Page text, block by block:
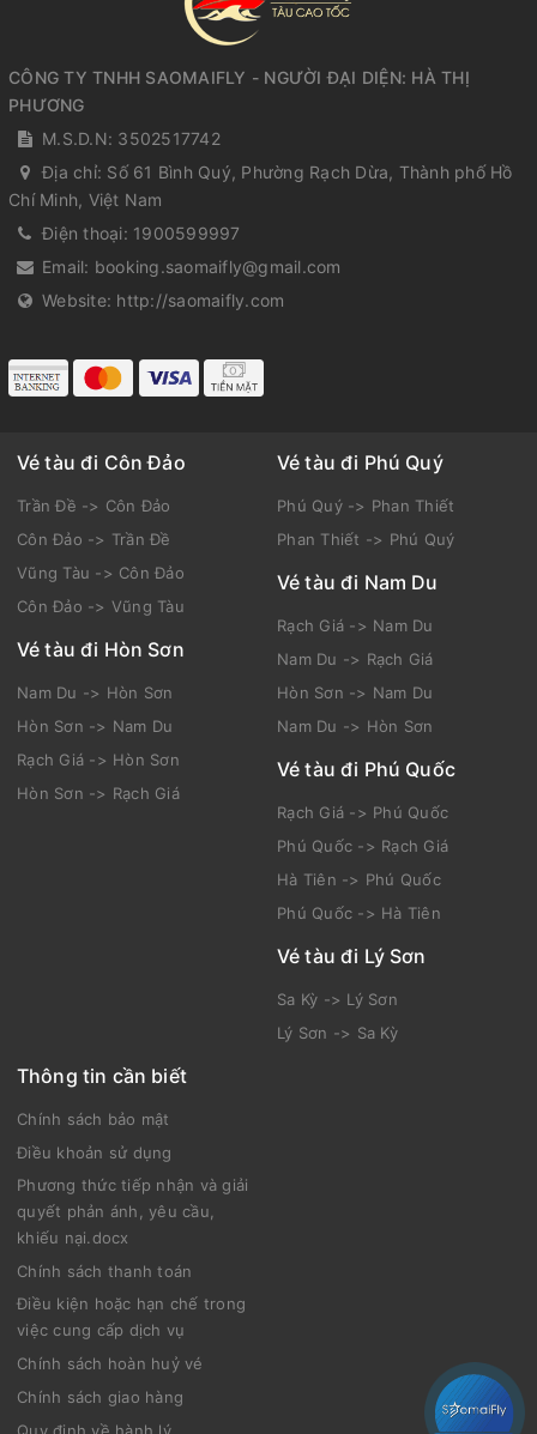
CÔNG TY TNHH SAOMAIFLY - NGƯỜI ĐẠI DIỆN: HÀ THỊ
PHƯƠNG
M.S.D.N: 3502517742
Địa chỉ: Số 61 Bình Quý, Phường Rạch Dừa, Thành phố Hồ
Chí Minh, Việt Nam
Điện thoại: 1900599997
Email: booking.saomaifly@gmail.com
Website: http://saomaifly.com
Vé tàu đi Côn Đảo
Trần Đề -> Côn Đảo
Côn Đảo -> Trần Đề
Vũng Tàu -> Côn Đảo
Côn Đảo -> Vũng Tàu
Vé tàu đi Hòn Sơn
Nam Du -> Hòn Sơn
Hòn Sơn -> Nam Du
Rạch Giá -> Hòn Sơn
Hòn Sơn -> Rạch Giá
Vé tàu đi Phú Quý
Phú Quý -> Phan Thiết
Phan Thiết -> Phú Quý
Vé tàu đi Nam Du
Rạch Giá -> Nam Du
Nam Du -> Rạch Giá
Hòn Sơn -> Nam Du
Nam Du -> Hòn Sơn
Vé tàu đi Phú Quốc
Rạch Giá -> Phú Quốc
Phú Quốc -> Rạch Giá
Hà Tiên -> Phú Quốc
Phú Quốc -> Hà Tiên
Vé tàu đi Lý Sơn
Sa Kỳ -> Lý Sơn
Lý Sơn -> Sa Kỳ
Thông tin cần biết
Chính sách bảo mật
Điều khoản sử dụng
Phương thức tiếp nhận và giải
quyết phản ánh, yêu cầu,
khiếu nại.docx
Chính sách thanh toán
Điều kiện hoặc hạn chế trong
việc cung cấp dịch vụ
Chính sách hoàn huỷ vé
Chính sách giao hàng